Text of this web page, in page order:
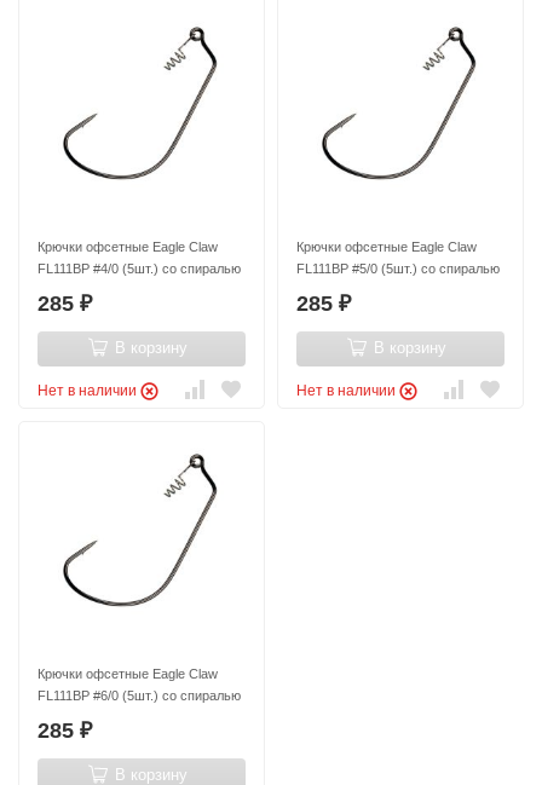
Крючки офсетные Eagle Claw
FL111BP #4/0 (5шт.) со спиралью
285 ₽
В корзину
Нет в наличии
Крючки офсетные Eagle Claw
FL111BP #5/0 (5шт.) со спиралью
285 ₽
В корзину
Нет в наличии
Крючки офсетные Eagle Claw
FL111BP #6/0 (5шт.) со спиралью
285 ₽
В корзину